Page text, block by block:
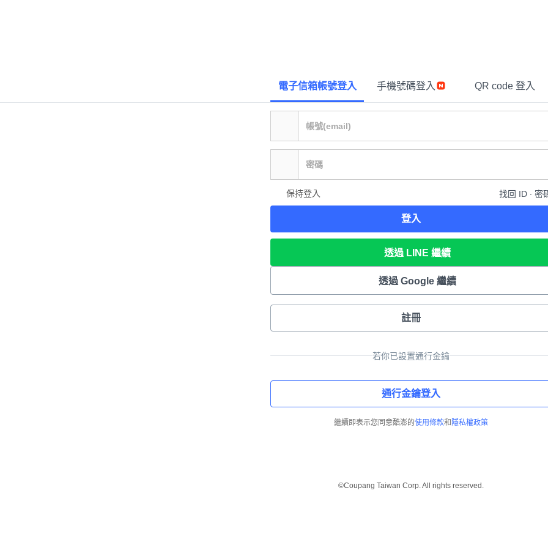
電子信箱帳號登入 手機號碼登入 QR code 登入
保持登入 找回 ID ∙ 密
登入
透過 LINE 繼續
透過 Google 繼續
註冊
若你已設置通行金鑰
通行金鑰登入
繼續即表示您同意酷澎的使用條款和 隱私權政策
©Coupang Taiwan Corp. All rights reserved.